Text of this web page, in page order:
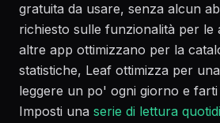
gratuita da usare, senza alcun
richiesto sulle funzionalità per le
altre app ottimizzano per la
statistiche, Leaf ottimizza per
leggere un po' ogni giorno e
Imposti una serie di lettura